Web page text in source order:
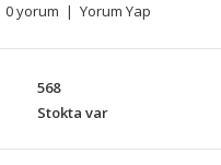
0 yorum | Yorum Yap
568
Stokta var